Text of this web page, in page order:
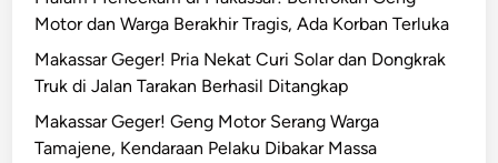
Motor dan Warga Berakhir Tragis, Ada Korban Terluka
Makassar Geger! Pria Nekat Curi Solar dan Dongkrak
Truk di Jalan Tarakan Berhasil Ditangkap
Makassar Geger! Geng Motor Serang Warga
Tamajene, Kendaraan Pelaku Dibakar Massa